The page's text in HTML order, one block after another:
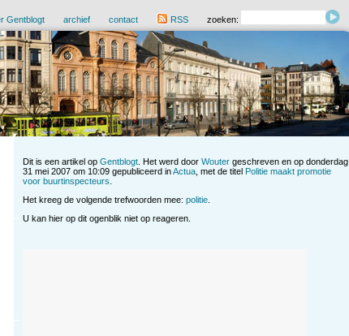
Gentblogt archief contact RSS zoeken:
Dit is een artikel op Gentblogt . Het werd door Wouter geschreven en op donderdag
31 mei 2007 om 10:09 gepubliceerd inActua , met de titel Politie maakt promotie
voor buurtinspecteurs
Het kreeg de volgende trefwoorden mee: politie
U kan hier op dit ogenblik niet op reageren.